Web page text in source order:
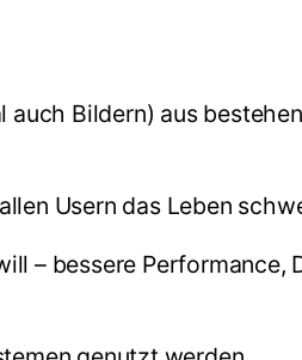
Bildern) aus
Usern das Leben
– bessere Performance,